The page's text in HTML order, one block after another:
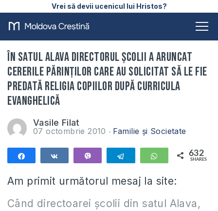
Vrei să devii ucenicul lui Hristos?
În satul Alava directorul şcolii a aruncat
cererile părinţilor care au solicitat să le fie
predată Religia copiilor după curricula
evanghelică
Vasile Filat
07 octombrie 2010 Familie și Societate
Telegram WhatsApp
632
SHARES
Am primit următorul mesaj la site:
Când directoarei şcolii din satul Alava,